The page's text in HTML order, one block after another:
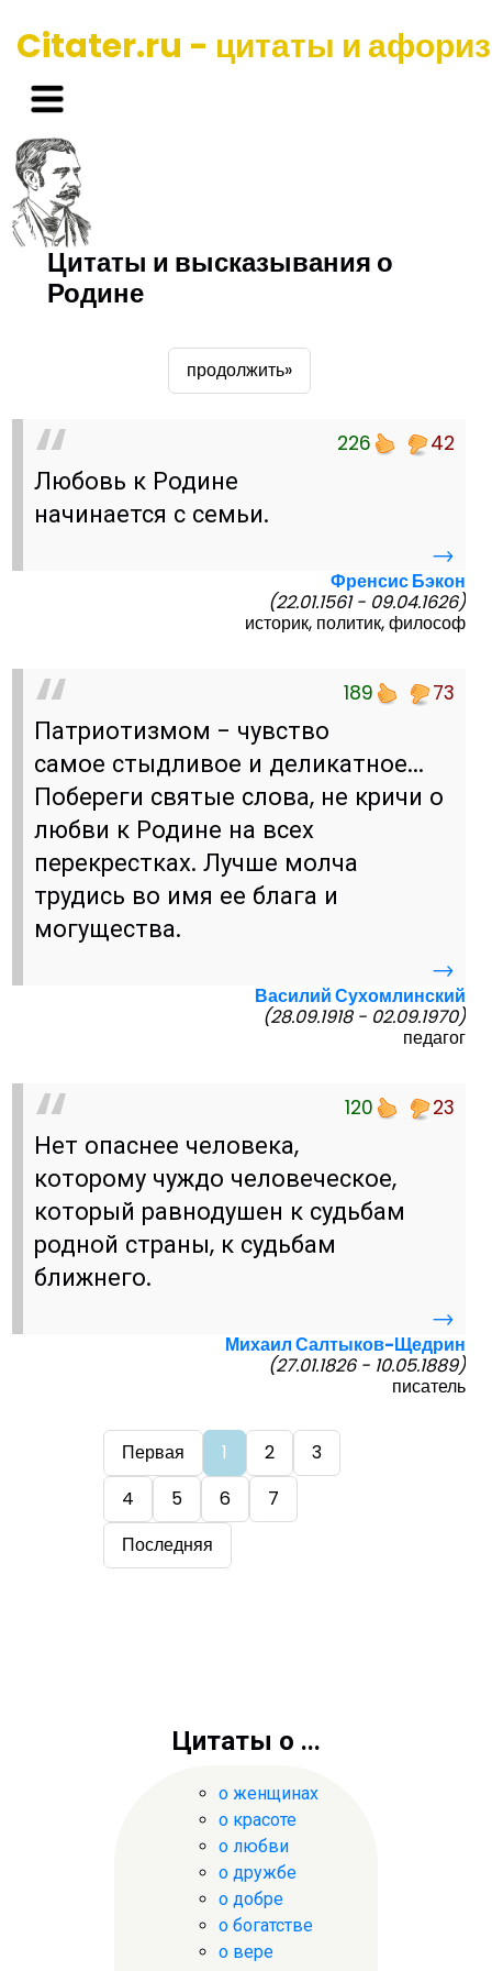
Citater.ru - цитаты и
Цитаты и высказывания о
Родине
продолжить»
226 42
Любовь к Родине
начинается с семьи.
→
Френсис Бэкон
(22.01.1561 - 09.04.1626)
историк, политик, философ
189 73
Патриотизмом - чувство
самое стыдливое и деликатное...
Побереги святые слова, не кричи о
любви к Родине на всех
перекрестках. Лучше молча
трудись во имя ее блага и
могущества.
→
Василий Сухомлинский
(28.09.1918 - 02.09.1970)
педагог
120 23
Нет опаснее человека,
которому чуждо человеческое,
который равнодушен к судьбам
родной страны, к судьбам
ближнего.
→
Михаил Салтыков-Щедрин
(27.01.1826 - 10.05.1889)
писатель
Первая 1 2
3
4
5 6
7
Последняя
Цитаты о ...
о женщинах
о красоте
о любви
о дружбе
о добре
о богатстве
о вере